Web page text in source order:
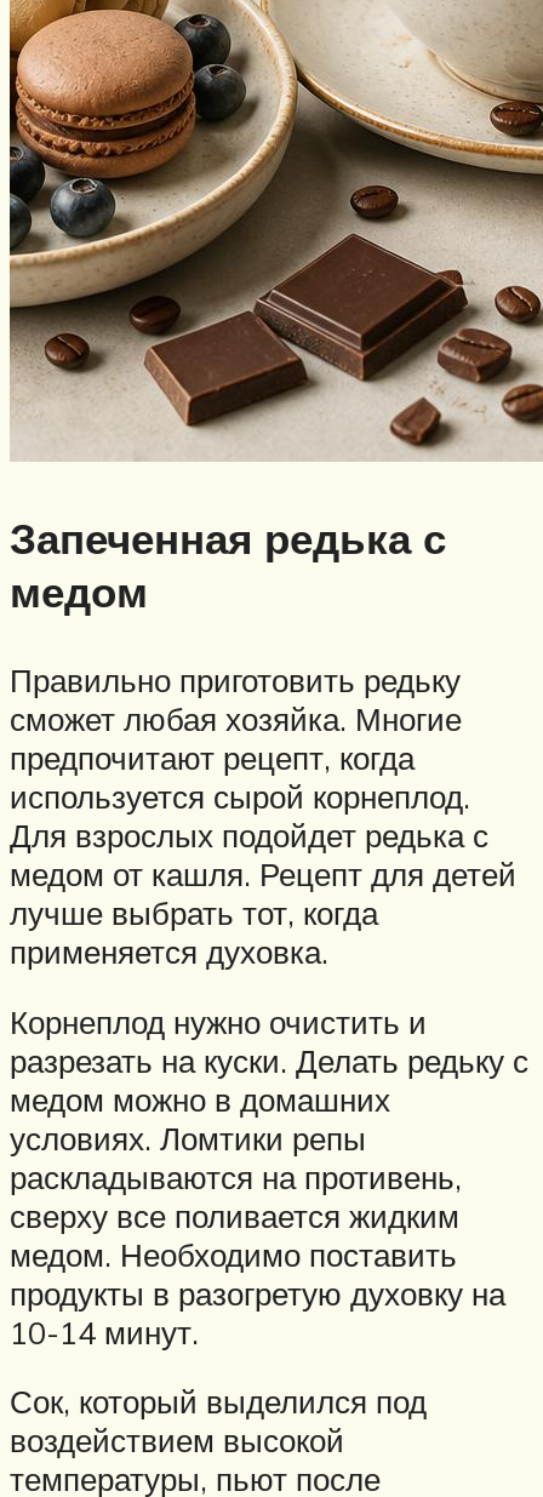
Запеченная редька с
медом
Правильно приготовить редьку
сможет любая хозяйка. Многие
предпочитают рецепт, когда
используется сырой корнеплод.
Для взрослых подойдет редька с
медом от кашля. Рецепт для детей
лучше выбрать тот, когда
применяется духовка.
Корнеплод нужно очистить и
разрезать на куски. Делать редьку с
медом можно в домашних
условиях. Ломтики репы
раскладываются на противень,
сверху все поливается жидким
медом. Необходимо поставить
продукты в разогретую духовку на
10-14 минут.
Сок, который выделился под
воздействием высокой
температуры, пьют после